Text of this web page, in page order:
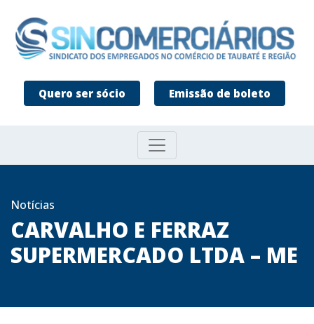
Quero ser sócio Emissão de boleto
Notícias
CARVALHO E FERRAZ
SUPERMERCADO LTDA – ME